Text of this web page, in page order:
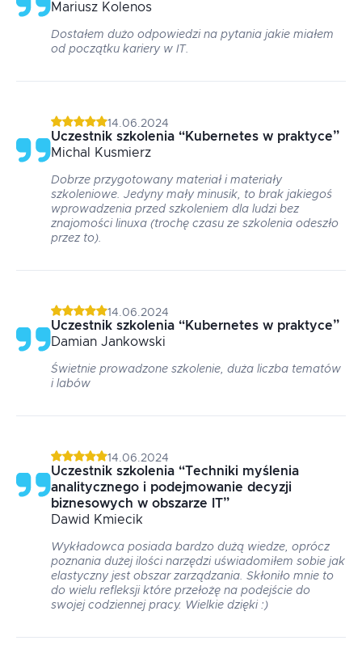
Mariusz Kolenos
Dostałem dużo odpowiedzi na pytania jakie miałem
od początku kariery w IT.
14.06.2024
Uczestnik szkolenia “Kubernetes w praktyce”
Michal
Kusmierz
Dobrze przygotowany materiał i materiały
szkoleniowe. Jedyny mały minusik, to brak jakiegoś
wprowadzenia przed szkoleniem dla ludzi bez
znajomości linuxa (trochę czasu ze szkolenia odeszło
przez to).
14.06.2024
Uczestnik szkolenia “Kubernetes w praktyce”
Damian Jankowski
Świetnie prowadzone szkolenie, duża liczba tematów
i labów
14.06.2024
Uczestnik szkolenia “Techniki myślenia
analitycznego i podejmowanie decyzji
biznesowych w obszarze IT”
Dawid Kmiecik
Wykładowca posiada bardzo dużą wiedze, oprócz
poznania dużej ilości narzędzi uświadomiłem sobie jak
elastyczny jest obszar zarządzania. Skłoniło mnie to
do wielu refleksji które przełożę na podejście do
swojej codziennej pracy. Wielkie dzięki :)